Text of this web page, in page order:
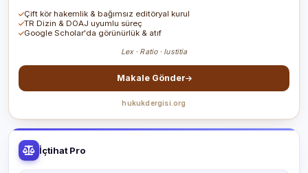
Çift kör hakemlik & bağımsız editöryal kurul
TR Dizin & DOAJ uyumlu süreç
Google Scholar'da görünürlük & atıf
Lex · Ratio · Iustitia
Makale Gönder
hukukdergisi.org
İçtihat Pro